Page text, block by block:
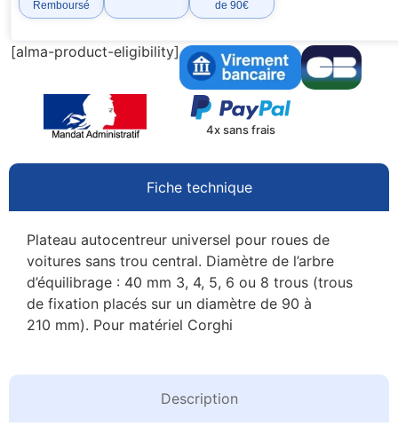
Remboursé
de 90€
[alma-product-eligibility]
4x sans frais
Fiche technique
Description
Plateau autocentreur universel pour roues de
voitures sans trou central. Diamètre de l’arbre
d’équilibrage : 40 mm 3, 4, 5, 6 ou 8 trous (trous
de fixation placés sur un diamètre de 90 à
210 mm). Pour matériel Corghi